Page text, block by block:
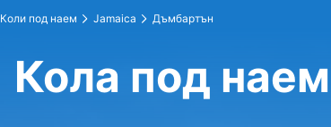
Коли под наем Jamaica Дъмбартън
Кола под